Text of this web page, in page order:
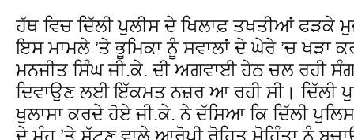
ਹੱਥ ਵਿਚ ਦਿੱਲੀ ਪੁਲੀਸ ਦੇ ਖਿਲਾਫ਼ ਤਖਤੀਆਂ ਫੜਕੇ
ਇਸ ਮਾਮਲੇ ’ਤੇ ਭੂਮਿਕਾ ਨੂੰ ਸਵਾਲਾਂ ਦੇ ਘੇਰੇ ’ਚ ਖੜਾ
ਮਨਜੀਤ ਸਿੰਘ ਜੀ.ਕੇ. ਦੀ ਅਗਵਾਈ ਹੇਠ ਚਲ ਰਹੀ
ਦਿਵਾਉਣ ਲਈ ਇੱਕਮਤ ਨਜ਼ਰ ਆ ਰਹੀ ਸੀ। ਦਿੱਲੀ
ਖੁਲਾਸਾ ਕਰਦੇ ਹੋਏ ਜੀ.ਕੇ. ਨੇ ਦੱਸਿਆ ਕਿ ਦਿੱਲੀ